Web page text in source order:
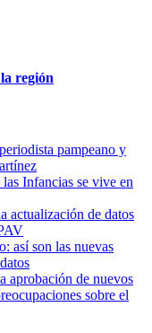
pampeano y
Infancias se vive en
actualización de datos
así son las nuevas
aprobación de nuevos
sobre el